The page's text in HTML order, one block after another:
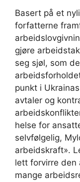
Basert på et
forfatterne
gjøre
seg sjøl, som
punkt i
avtaler og
helse for
selvfølgelig,
arbeidskraft».
lett forvirre den
mange